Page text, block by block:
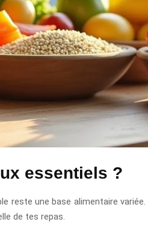
essentiels ?
reste une base alimentaire
de tes repas.